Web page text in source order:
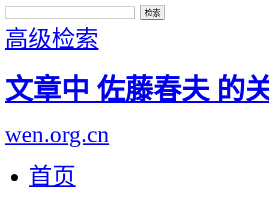
高级检索
文章中 佐藤春夫 的
wen.org.cn
首页